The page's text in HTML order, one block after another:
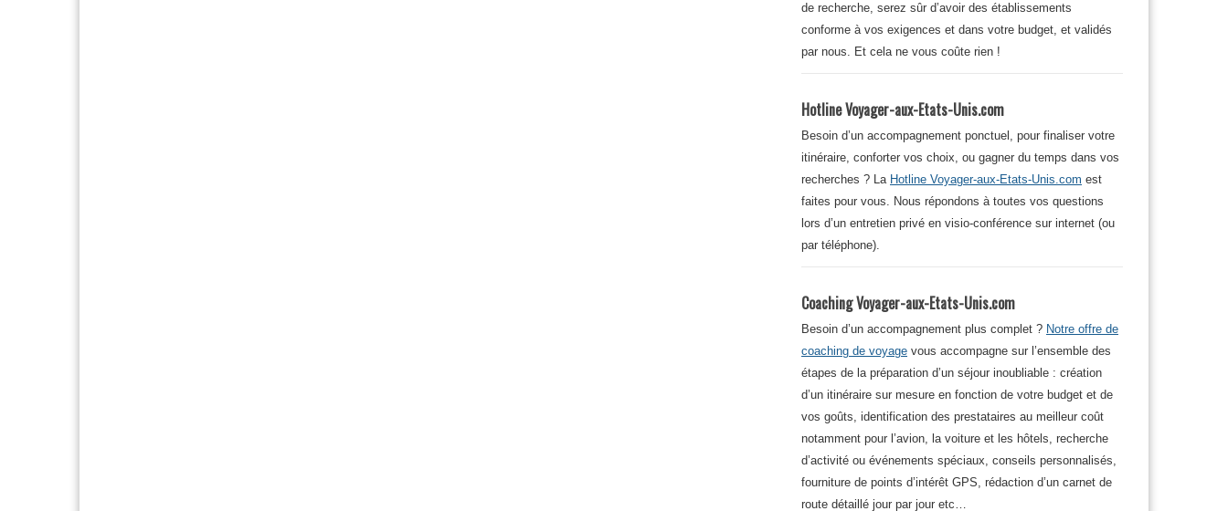
de recherche, serez sûr d’avoir des établissements
conforme à vos exigences et dans votre budget, et validés
par nous. Et cela ne vous coûte rien !
Hotline Voyager-aux-Etats-Unis.com
Besoin d’un accompagnement ponctuel, pour finaliser votre
itinéraire, conforter vos choix, ou gagner du temps dans vos
recherches ? La Hotline Voyager-aux-Etats-Unis.com est
faites pour vous. Nous répondons à toutes vos questions
lors d’un entretien privé en visio-conférence sur internet (ou
par téléphone).
Coaching Voyager-aux-Etats-Unis.com
Besoin d’un accompagnement plus complet ? Notre offre de
coaching de voyage vous accompagne sur l’ensemble des
étapes de la préparation d’un séjour inoubliable : création
d’un itinéraire sur mesure en fonction de votre budget et de
vos goûts, identification des prestataires au meilleur coût
notamment pour l’avion, la voiture et les hôtels, recherche
d’activité ou événements spéciaux, conseils personnalisés,
fourniture de points d’intérêt GPS, rédaction d’un carnet de
route détaillé jour par jour etc…